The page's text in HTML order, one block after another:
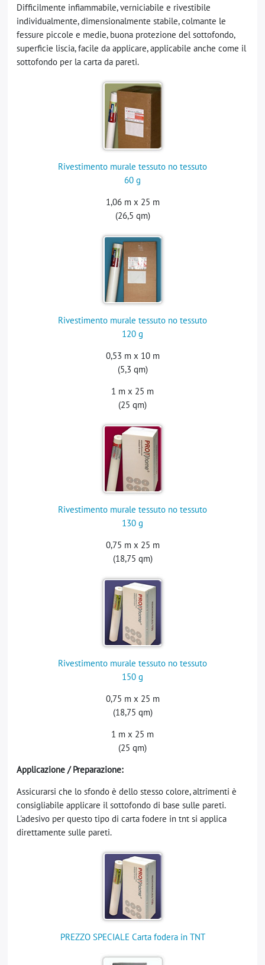
Difficilmente infiammabile, verniciabile e rivestibile
individualmente, dimensionalmente stabile, colmante le
fessure piccole e medie, buona protezione del sottofondo,
superficie liscia, facile da applicare, applicabile anche come il
sottofondo per la carta da pareti.
Rivestimento murale tessuto no tessuto
60 g
1,06 m x 25 m
(26,5 qm)
Rivestimento murale tessuto no tessuto
120 g
0,53 m x 10 m
(5,3 qm)
1 m x 25 m
(25 qm)
Rivestimento murale tessuto no tessuto
130 g
0,75 m x 25 m
(18,75 qm)
Rivestimento murale tessuto no tessuto
150 g
0,75 m x 25 m
(18,75 qm)
1 m x 25 m
(25 qm)
Applicazione / Preparazione:
Assicurarsi che lo sfondo è dello stesso colore, altrimenti è
consigliabile applicare il sottofondo di base sulle pareti.
L'adesivo per questo tipo di carta fodere in tnt si applica
direttamente sulle pareti.
PREZZO SPECIALE Carta fodera in TNT